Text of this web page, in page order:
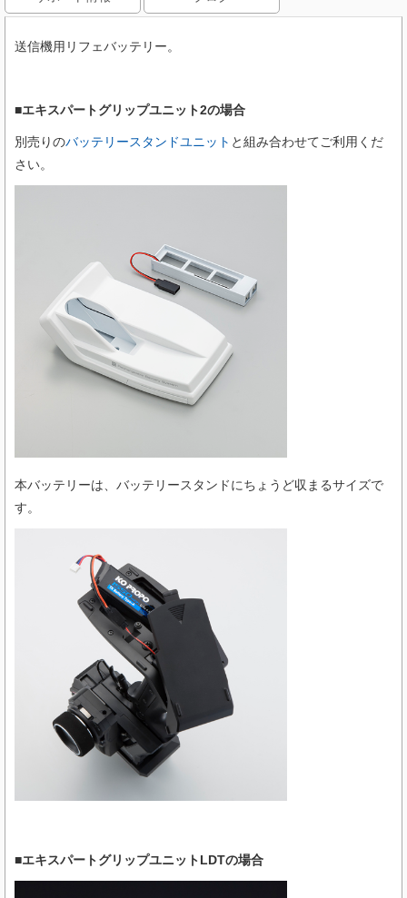
送信機用リフェバッテリー。
■エキスパートグリップユニット2の場合
別売りのバッテリースタンドユニット と組み合わせてご利用くだ
さい。
本バッテリーは、バッテリースタンドにちょうど収まるサイズで
す。
■エキスパートグリップユニットLDTの場合